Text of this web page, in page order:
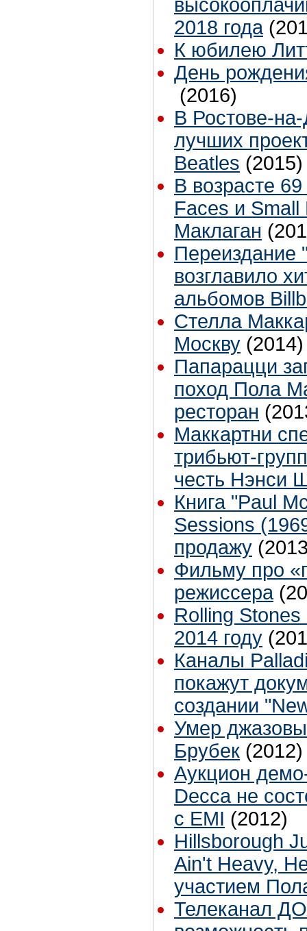
2018 года
К юбилею
День
(2016)
В Ростове-
лучших
Beatles (2015)
В возрасте
Faces и
Маклаган
Переиздание
возглавило
альбомов
Стелла
Москву (2014)
Папарацци
поход Пола
ресторан
Маккартни
трибьют-
честь Нэнси
Книга "Paul
Sessions
продажу
Фильму про
режиссера
Rolling
2014 году
Каналы
покажут
создании
Умер
Брубек (2012)
Аукцион
Decca не
с EMI (2012)
Hillsborough
Ain't Heavy,
участием
Телеканал